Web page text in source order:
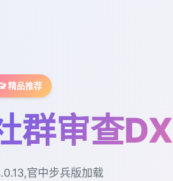
精品推荐
群审查DX
官中步兵版加载